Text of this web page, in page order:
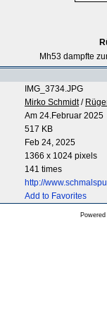
Mh53 dampfte
IMG_3734.JPG
Mirko Schmidt/
Am 24.Februar 2025
517 KB
Feb 24, 2025
1366 x 1024 pixels
141 times
http://
Add to Favorites